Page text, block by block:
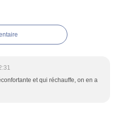
et qui réchauffe, on en a